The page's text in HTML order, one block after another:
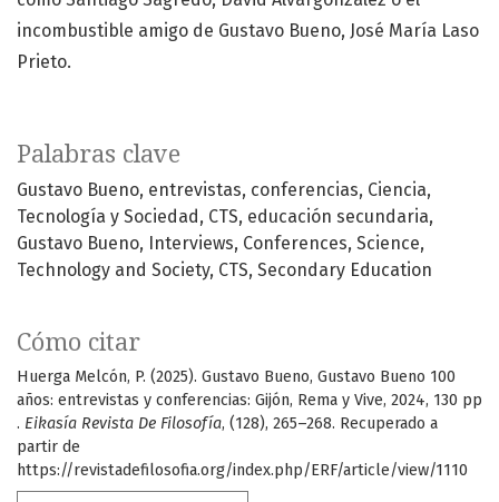
Palabras clave
Gustavo Bueno entrevistas conferencias Ciencia,
Tecnología y Sociedad
CTS educación secundaria
Gustavo Bueno
Interviews Conferences Science,
Technology and Society CTS Secondary Education
Cómo citar
Huerga Melcón, P. (2025). Gustavo Bueno, Gustavo Bueno 100
años: entrevistas y conferencias: Gijón, Rema y Vive, 2024, 130 pp
. Eikasía Revista De Filosofía, (128), 265–268. Recuperado a
partir de
https://revistadefilosofia.org/index.php/ERF/article/view/1110
incombustible amigo de Gustavo Bueno, José María Laso
Prieto.